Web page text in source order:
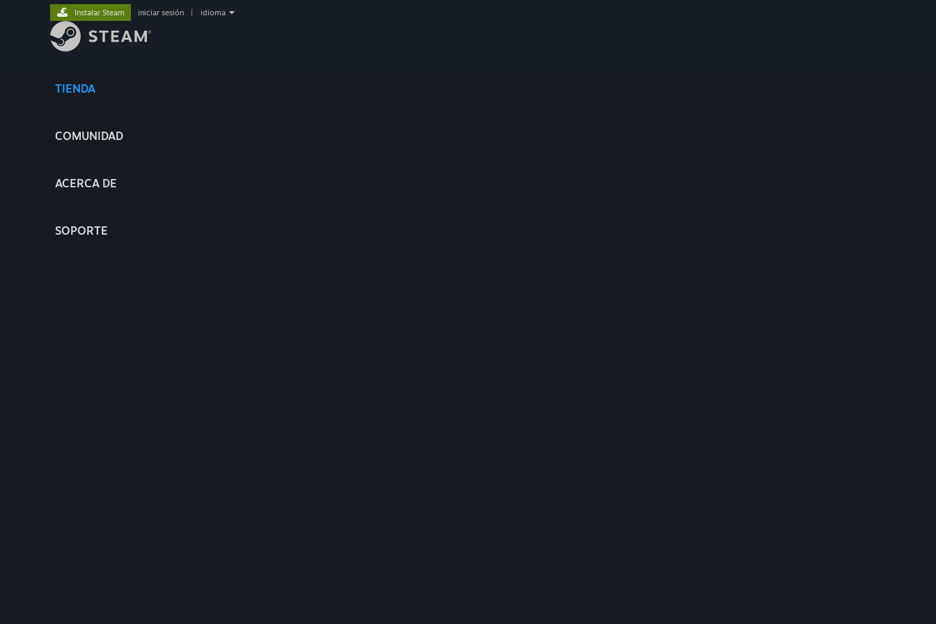
TIENDA
COMUNIDAD
ACERCA DE
SOPORTE
Instalar Steam iniciar sesión idioma